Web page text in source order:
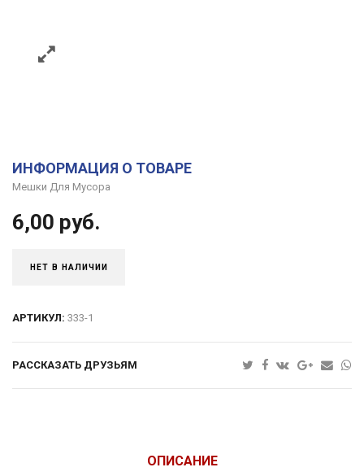
ИНФОРМАЦИЯ О ТОВАРЕ
Мешки Для Мусора
6,00 руб.
НЕТ В НАЛИЧИИ
АРТИКУЛ: 333-1
РАССКАЗАТЬ ДРУЗЬЯМ
ОПИСАНИЕ